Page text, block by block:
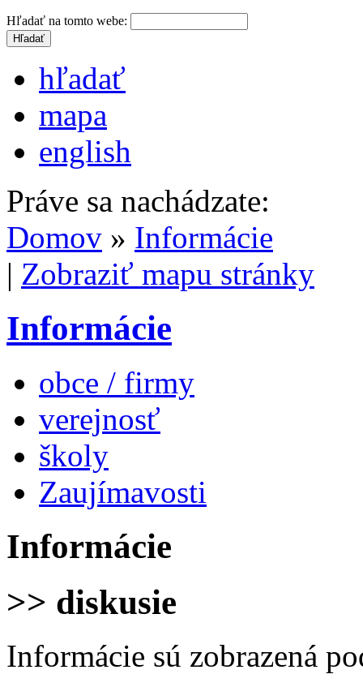
Hľadať na tomto webe:
hľadať
mapa
english
Práve sa nachádzate:
Domov » Informácie
| Zobraziť mapu stránky
Informácie
obce / firmy
verejnosť
školy
Zaujímavosti
Informácie
>> diskusie
Informácie sú zobrazená